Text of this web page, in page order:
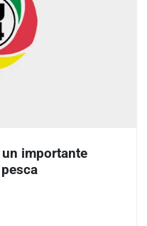
importante